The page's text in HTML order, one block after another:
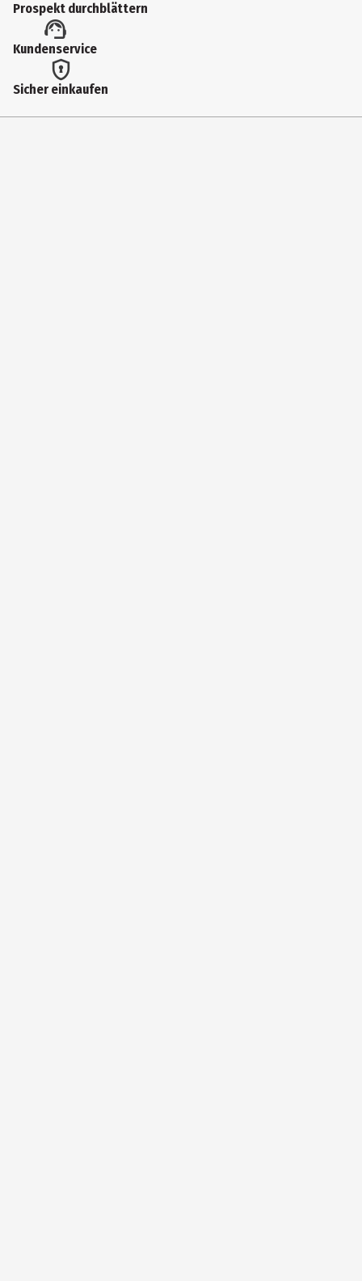
Lieferumfang
Smartring, Ladeetui (mit integriertem Akku), USB-Ladekabel (für
das Ladeetui)
Modellnummer
Prospekt durchblättern
Kundenservice
Sicher einkaufen